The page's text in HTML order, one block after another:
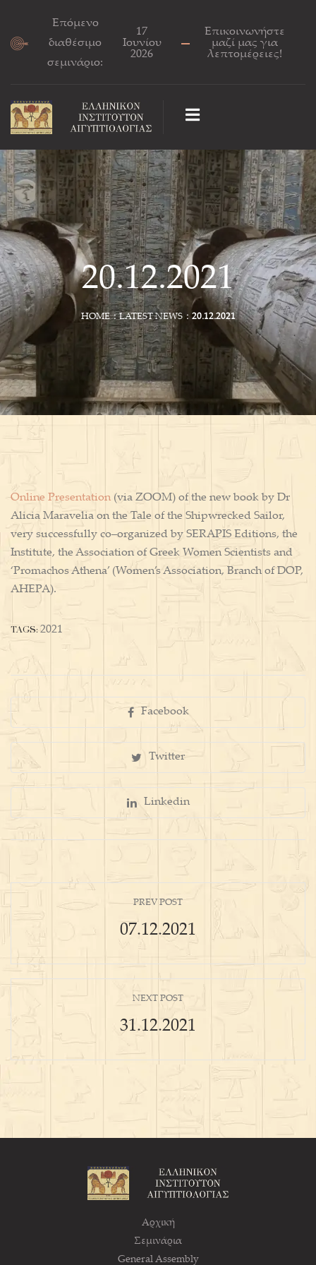
Επόμενο
διαθέσιμο
σεμινάριο:
17
Ιουνίου
2026
Επικοινωνήστε
μαζί μας για
λεπτομέρειες!
20.12.2021
HOME LATEST NEWS 20.12.2021
Online Presentation (via ΖΟΟΜ) of the new book by Dr
Alicia Maravelia on the Tale of the Shipwrecked Sailor,
very successfully co–organized by SERAPIS Editions, the
Institute, the Association of Greek Women Scientists and
‘Promachos Athena’ (Women’s Association, Branch of DOP,
AHEPA).
TAGS: 2021
Facebook
Twitter
Linkedin
PREV POST
07.12.2021
NEXT POST
31.12.2021
Αρχική
Σεμινάρια
General Assembly